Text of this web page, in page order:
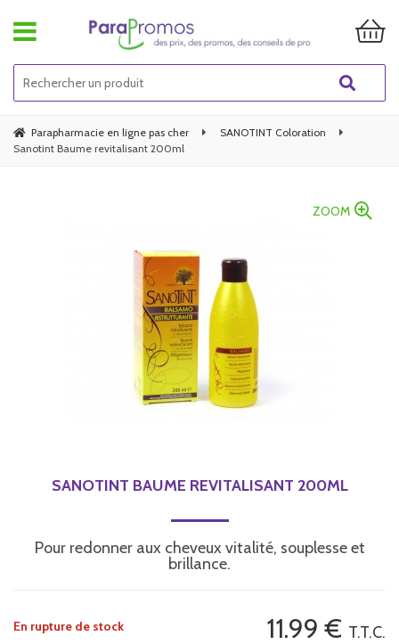
Parapharmacie en ligne pas cher
SANOTINT Coloration
Sanotint Baume revitalisant 200ml
ZOOM
SANOTINT BAUME REVITALISANT 200ML
Pour redonner aux cheveux vitalité, souplesse et
brillance.
11.99 € T.T.C.
En rupture de stock